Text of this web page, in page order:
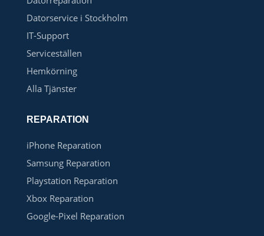
Datorservice i Stockholm
IT-Support
Serviceställen
Hemkörning
Alla Tjänster
REPARATION
iPhone Reparation
Samsung Reparation
Playstation Reparation
Xbox Reparation
Google-Pixel Reparation